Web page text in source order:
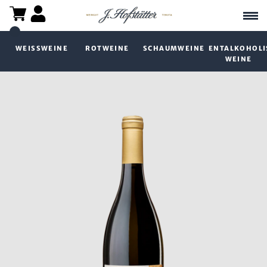
WEISSWEINE ROTWEINE SCHAUMWEINE
WEINE